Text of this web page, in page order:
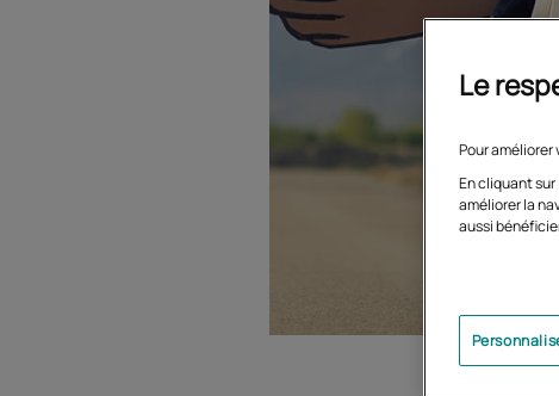
Le
Pour
En cliquant
améliorer la
aussi